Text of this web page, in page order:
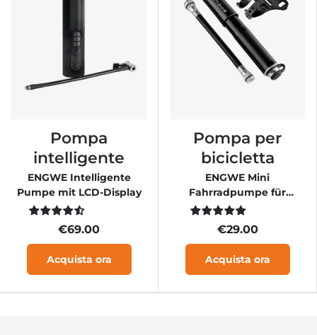
Pompa
intelligente
ENGWE Intelligente
Pumpe mit LCD-Display
€69.00
Acquista ora
Pompa per
bicicletta
ENGWE Mini
Fahrradpumpe für
Fahrradreifen
€29.00
Acquista ora